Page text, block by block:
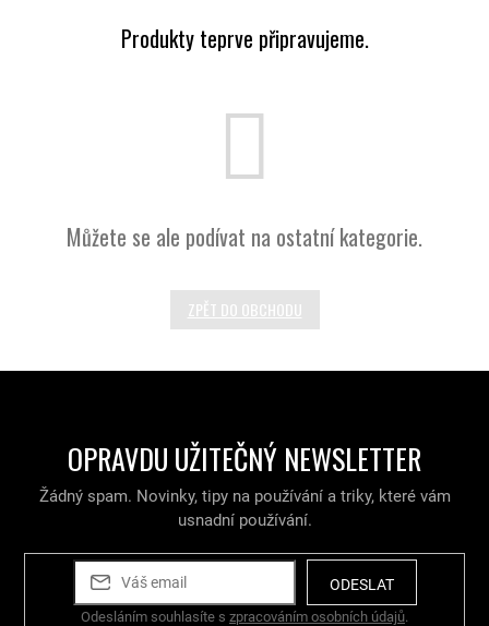
Produkty teprve připravujeme.
Můžete se ale podívat na ostatní kategorie.
ZPĚT DO OBCHODU
OPRAVDU UŽITEČNÝ NEWSLETTER
Žádný spam. Novinky, tipy na používání a triky, které vám
usnadní používání.
ODESLAT
Odesláním souhlasíte s zpracováním osobních údajů.